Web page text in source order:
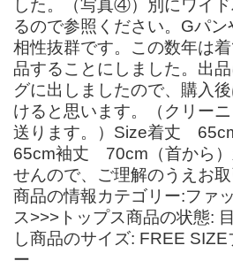
した。（写真④）別にワイ
るので参照ください。Gパ
相性抜群です。この数年は
品することにしました。出
グに出しましたので、購入
けると思います。（クリー
送ります。）Size着丈
65cm袖丈 70cm（首から）
せんので、ご理解のうえお取
商品の情報カテゴリー:ファ
ス>>>トップス商品の状態:
し商品のサイズ: FREE SIZE
ー